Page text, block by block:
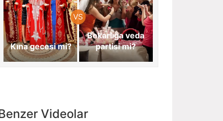
Kına gecesi mi?
Bekarlığa veda
partisi mi?
Videolar